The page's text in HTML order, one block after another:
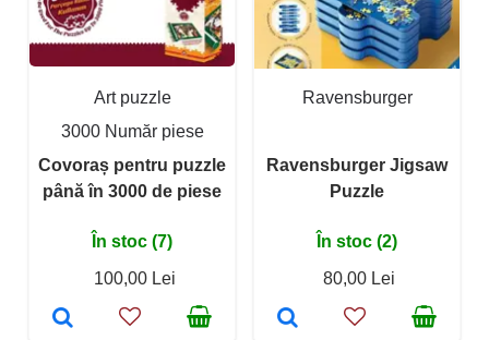
Art puzzle
3000 Număr piese
Covoraș pentru puzzle
până în 3000 de piese
În stoc (7)
100,00 Lei
Ravensburger
Ravensburger Jigsaw
Puzzle
În stoc (2)
80,00 Lei